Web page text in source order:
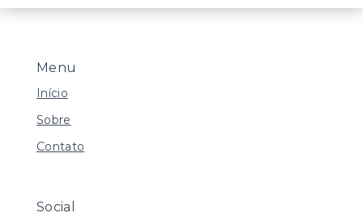
Menu
Início
Sobre
Contato
Social